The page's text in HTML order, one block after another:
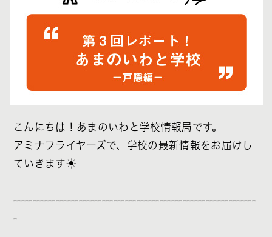
こんにちは！あまのいわと学校情報局です。
アミナフライヤーズで、学校の最新情報をお届けし
ていきます☀
---------------------------------------------------------------
-